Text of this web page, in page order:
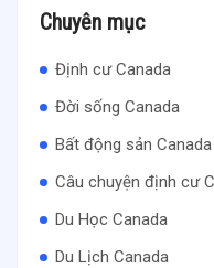
Chuyên mục
Định cư Canada
Đời sống Canada
Bất động sản Canada
Câu chuyện định cư
Du Học Canada
Du Lịch Canada